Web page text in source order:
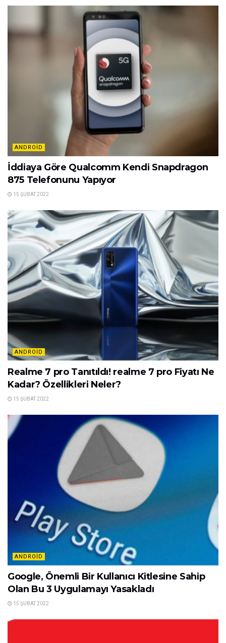
ANDROID
İddiaya Göre Qualcomm Kendi Snapdragon
875 Telefonunu Yapıyor
15 ŞUBAT 2022
ANDROID
Realme 7 pro Tanıtıldı! realme 7 pro Fiyatı Ne
Kadar? Özellikleri Neler?
15 ŞUBAT 2022
ANDROID
Google, Önemli Bir Kullanıcı Kitlesine Sahip
Olan Bu 3 Uygulamayı Yasakladı
15 ŞUBAT 2022